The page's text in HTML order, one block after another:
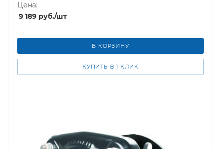
Цена:
9 189 руб./шт
В КОРЗИНУ
КУПИТЬ В 1 КЛИК